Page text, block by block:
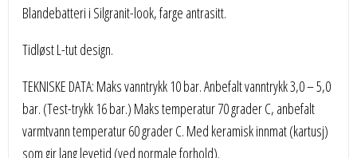
Blandebatteri i Silgranit-look, farge antrasitt.
Tidløst L-tut design.
TEKNISKE DATA: Maks vanntrykk 10 bar. Anbefalt vanntrykk 3,0 – 5,0
bar. (Test-trykk 16 bar.) Maks temperatur 70 grader C, anbefalt
varmtvann temperatur 60 grader C. Med keramisk innmat (kartusj)
som gir lang levetid (ved normale forhold).